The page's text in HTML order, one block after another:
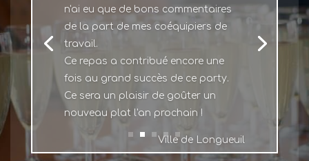
n'ai eu que de bons commentaires
de la part de mes coéquipiers de
travail.
Ce repas a contribué encore une
fois au grand succès de ce party.
Ce sera un plaisir de goûter un
nouveau plat l'an prochain !
Ville de Longueuil